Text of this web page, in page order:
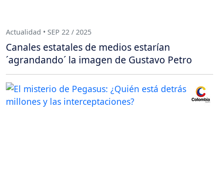
Actualidad • SEP 22 / 2025
Canales estatales de medios estarían
´agrandando´ la imagen de Gustavo Petro